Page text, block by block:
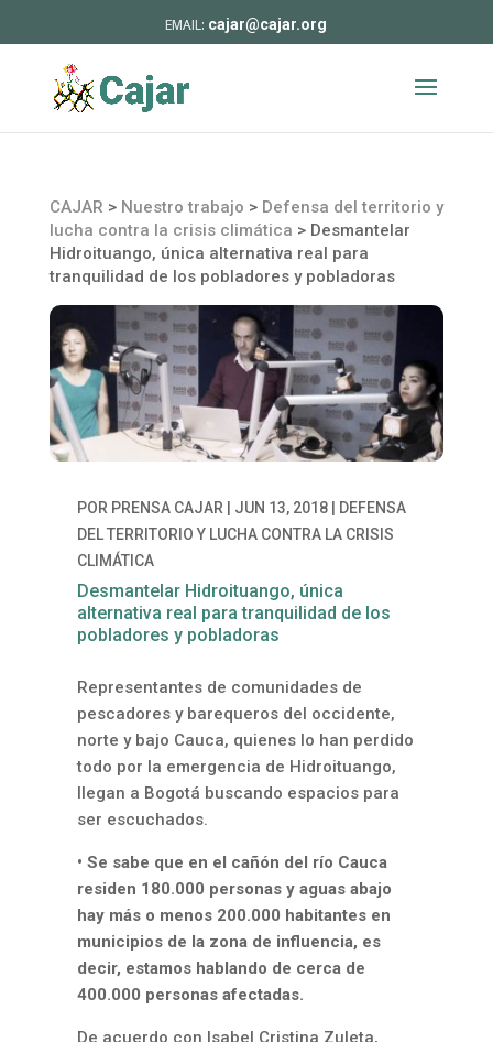
cajar@cajar.org
CAJAR > Nuestro trabajo > Defensa del territorio y
lucha contra la crisis climática > Desmantelar
Hidroituango, única alternativa real para
tranquilidad de los pobladores y pobladoras
POR PRENSA CAJAR JUN 13, 2018|
DEFENSA
DEL TERRITORIO Y LUCHA CONTRA LA CRISIS
CLIMÁTICA
Desmantelar Hidroituango, única
alternativa real para tranquilidad de los
pobladores y pobladoras
Representantes de comunidades de
pescadores y barequeros del occidente,
norte y bajo Cauca, quienes lo han perdido
todo por la emergencia de Hidroituango,
llegan a Bogotá buscando espacios para
ser escuchados.
• Se sabe que en el cañón del río Cauca
residen 180.000 personas y aguas abajo
hay más o menos 200.000 habitantes en
municipios de la zona de influencia, es
decir, estamos hablando de cerca de
400.000 personas afectadas.
De acuerdo con Isabel Cristina Zuleta,